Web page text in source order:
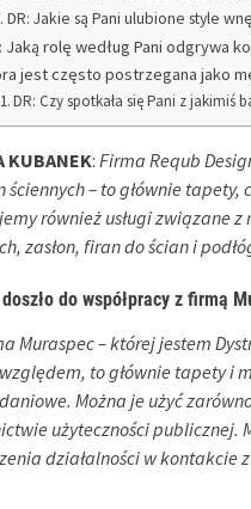
DR: Jakie są Pani ulubione style
Jaką rolę według Pani odgrywa
jest często postrzegana jako
DR: Czy spotkała się Pani z
KUBANEK: Firma Requb
ściennych – to głównie
również usługi związane
zasłon, firan do ścian i
do współpracy z firmą
Muraspec – której jestem
to głównie tapety i
Można je użyć
użyteczności publicznej.
działalności w kontakcie